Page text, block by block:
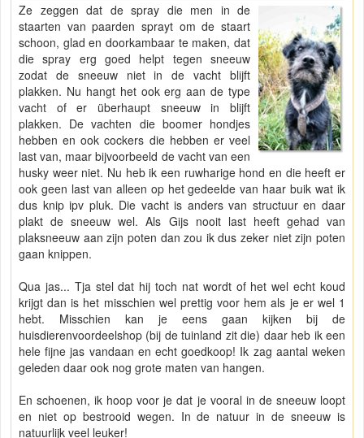
Ze zeggen dat de spray die men in de
staarten van paarden sprayt om de staart
schoon, glad en doorkambaar te maken, dat
die spray erg goed helpt tegen sneeuw
zodat de sneeuw niet in de vacht blijft
plakken. Nu hangt het ook erg aan de type
vacht of er überhaupt sneeuw in blijft
plakken. De vachten die boomer hondjes
hebben en ook cockers die hebben er veel
last van, maar bijvoorbeeld de vacht van een
husky weer niet. Nu heb ik een ruwharige hond en die heeft er
ook geen last van alleen op het gedeelde van haar buik wat ik
dus knip ipv pluk. Die vacht is anders van structuur en daar
plakt de sneeuw wel. Als Gijs nooit last heeft gehad van
plaksneeuw aan zijn poten dan zou ik dus zeker niet zijn poten
gaan knippen.
Qua jas... Tja stel dat hij toch nat wordt of het wel echt koud
krijgt dan is het misschien wel prettig voor hem als je er wel 1
hebt. Misschien kan je eens gaan kijken bij de
huisdierenvoordeelshop (bij de tuinland zit die) daar heb ik een
hele fijne jas vandaan en echt goedkoop! Ik zag aantal weken
geleden daar ook nog grote maten van hangen.
En schoenen, ik hoop voor je dat je vooral in de sneeuw loopt
en niet op bestrooid wegen. In de natuur in de sneeuw is
natuurlijk veel leuker!